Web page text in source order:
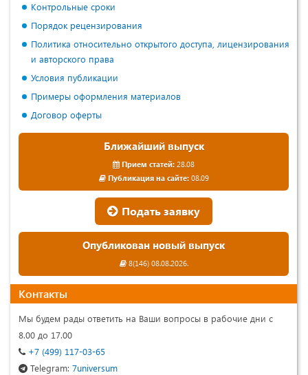
Контрольные сроки
Порядок рецензирования
Политика относительно открытого доступа, лицензирования
и авторского права
Условия публикации
Примеры оформления материалов
Договор оферты
Ближайший выпуск
Прием статей: 28.08
Публикация на сайте:08.09
Подать заявку
Опубликован новый выпуск
8(146) 08.08.2026.
Контакты
Мы будем рады ответить на Ваши вопросы в рабочие дни с
8.00 до 17.00
+7 (499) 117-03-65
Telegram: 7universum